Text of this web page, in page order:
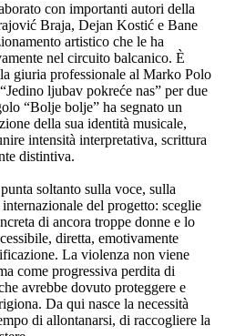
con importanti autori della
Braja, Dejan Kostić e Bane
artistico che le ha
nel circuito balcanico. È
giuria professionale al Marko Polo
ljubav pokreće nas” per due
“Bolje bolje” ha segnato un
della sua identità musicale,
intensità interpretativa, scrittura
distintiva.
soltanto sulla voce, sulla
del progetto: sceglie
di ancora troppe donne e lo
diretta, emotivamente
La violenza non viene
come progressiva perdita di
avrebbe dovuto proteggere e
Da qui nasce la necessità
di allontanarsi, di raccogliere la